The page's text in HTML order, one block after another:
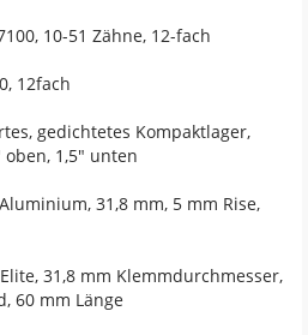
10-51 Zähne, 12-fach
12fach
gedichtetes Kompaktlager,
1,5" unten
31,8 mm, 5 mm Rise,
31,8 mm Klemmdurchmesser,
60 mm Länge